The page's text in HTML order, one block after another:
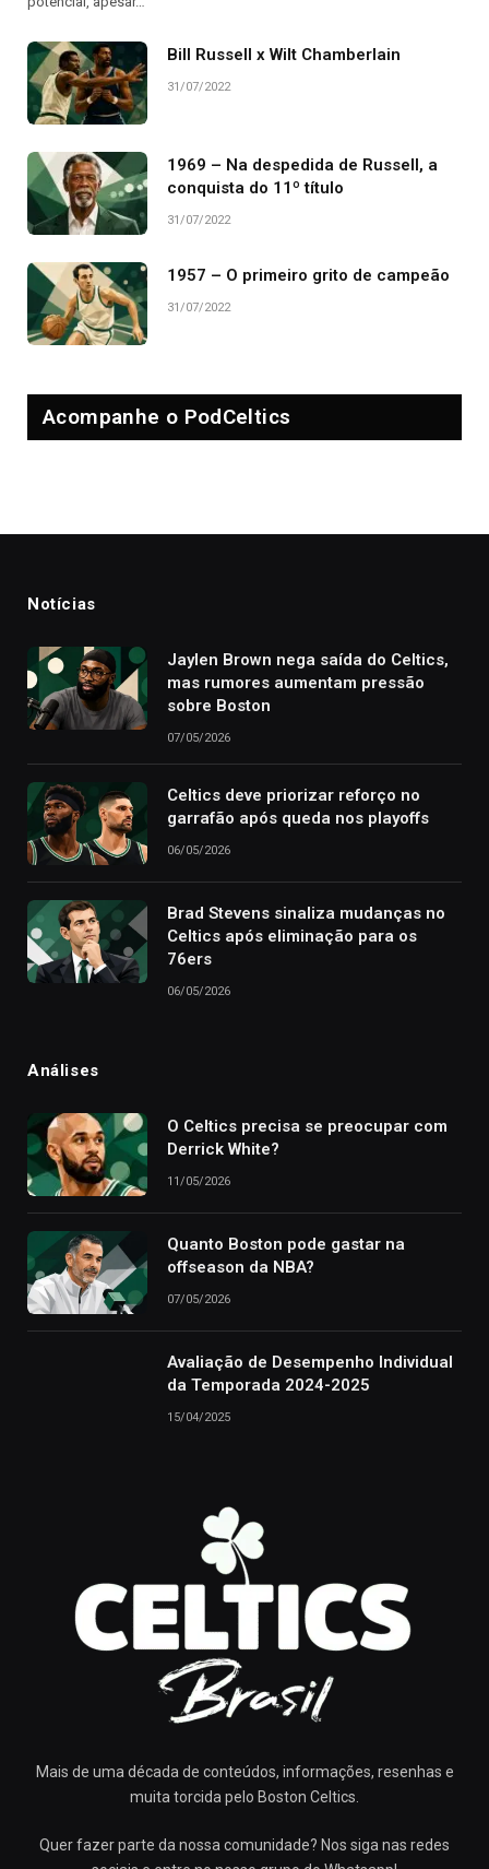
Bill Russell x Wilt Chamberlain
31/07/2022
1969 – Na despedida de Russell, a
conquista do 11º título
31/07/2022
1957 – O primeiro grito de campeão
31/07/2022
Acompanhe o PodCeltics
Notícias
Jaylen Brown nega saída do Celtics,
mas rumores aumentam pressão
sobre Boston
07/05/2026
Celtics deve priorizar reforço no
garrafão após queda nos playoffs
06/05/2026
Brad Stevens sinaliza mudanças no
Celtics após eliminação para os
76ers
06/05/2026
Análises
O Celtics precisa se preocupar com
Derrick White?
11/05/2026
Quanto Boston pode gastar na
offseason da NBA?
07/05/2026
Avaliação de Desempenho Individual
da Temporada 2024-2025
15/04/2025
Mais de uma década de conteúdos, informações, resenhas e
muita torcida pelo Boston Celtics.
Quer fazer parte da nossa comunidade? Nos siga nas redes